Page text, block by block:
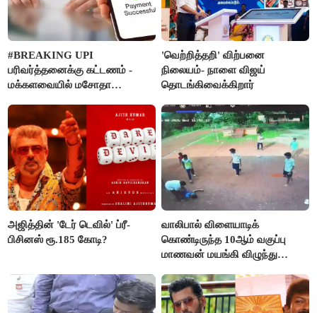
#BREAKING UPI
பரிவர்த்தனைக்கு கட்டணம் -
மக்களவையில் மசோதா
'வெற்றித்தறி' விற்பனை
நிலையம்- நாளை விஜய்
தொடங்கிவைக்கிறார்
அஜித்தின் 'டேர் டெவில்' ப்ரீ-
பிசினஸ் ரூ.185 கோடி?
வாலிபால் விளையாடிக்
கொண்டிருந்த 10ஆம் வகுப்பு
மாணவன் மயங்கி விழுந்து